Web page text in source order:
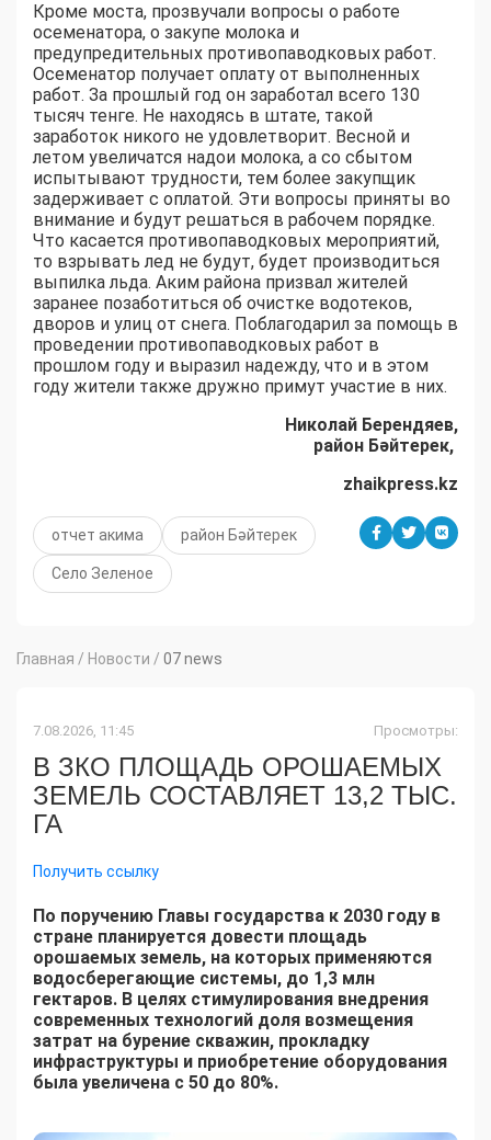
Кроме моста, прозвучали вопросы о работе
осеменатора, о закупе молока и
предупредительных противопаводковых работ.
Осеменатор получает оплату от выполненных
работ. За прошлый год он заработал всего 130
тысяч тенге. Не находясь в штате, такой
заработок никого не удовлетворит. Весной и
летом увеличатся надои молока, а со сбытом
испытывают трудности, тем более закупщик
задерживает с оплатой. Эти вопросы приняты во
внимание и будут решаться в рабочем порядке.
Что касается противопаводковых мероприятий,
то взрывать лед не будут, будет производиться
выпилка льда. Аким района призвал жителей
заранее позаботиться об очистке водотеков,
дворов и улиц от снега. Поблагодарил за помощь в
проведении противопаводковых работ в
прошлом году и выразил надежду, что и в этом
году жители также дружно примут участие в них.
Николай Берендяев,
район Бәйтерек,
zhaikpress.kz
отчет акима район Бәйтерек
Село Зеленое
Главная / Новости / 07 news
7.08.2026, 11:45 Просмотры:
В ЗКО ПЛОЩАДЬ ОРОШАЕМЫХ
ЗЕМЕЛЬ СОСТАВЛЯЕТ 13,2 ТЫС.
ГА
Получить ссылку
По поручению Главы государства к 2030 году в
стране планируется довести площадь
орошаемых земель, на которых применяются
водосберегающие системы, до 1,3 млн
гектаров. В целях стимулирования внедрения
современных технологий доля возмещения
затрат на бурение скважин, прокладку
инфраструктуры и приобретение оборудования
была увеличена с 50 до 80%.